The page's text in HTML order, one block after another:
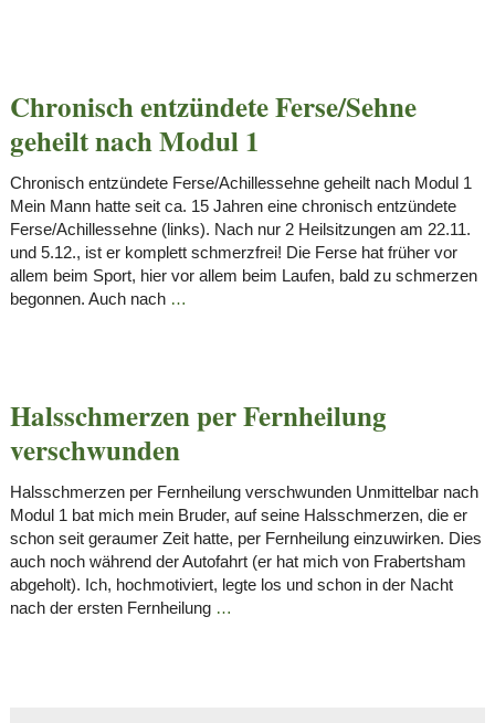
Chronisch entzündete Ferse/Sehne
geheilt nach Modul 1
Chronisch entzündete Ferse/Achillessehne geheilt nach Modul 1
Mein Mann hatte seit ca. 15 Jahren eine chronisch entzündete
Ferse/Achillessehne (links). Nach nur 2 Heilsitzungen am 22.11.
und 5.12., ist er komplett schmerzfrei! Die Ferse hat früher vor
allem beim Sport, hier vor allem beim Laufen, bald zu schmerzen
begonnen. Auch nach …
Halsschmerzen per Fernheilung
verschwunden
Halsschmerzen per Fernheilung verschwunden Unmittelbar nach
Modul 1 bat mich mein Bruder, auf seine Halsschmerzen, die er
schon seit geraumer Zeit hatte, per Fernheilung einzuwirken. Dies
auch noch während der Autofahrt (er hat mich von Frabertsham
abgeholt). Ich, hochmotiviert, legte los und schon in der Nacht
nach der ersten Fernheilung …